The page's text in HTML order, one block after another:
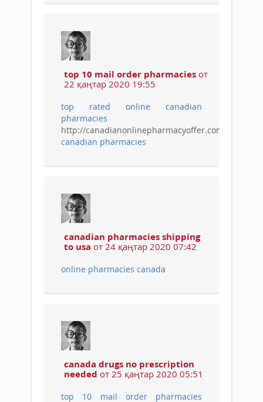
top 10 mail order pharmacies от
22 қаңтар 2020 19:55
top rated online canadian
pharmacies
http://canadianonlinepharmacyoffer.com/
canadian pharmacies
canadian pharmacies shipping
to usa от 24 қаңтар 2020 07:42
online pharmacies canada
canada drugs no prescription
needed от 25 қаңтар 2020 05:51
top 10 mail order pharmacies